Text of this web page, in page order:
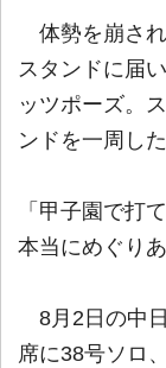
体勢を崩され
スタンドに届
ッツポーズ。
ンドを一周した
「甲子園で打
本当にめぐり
8月2日の中
席に38号ソロ